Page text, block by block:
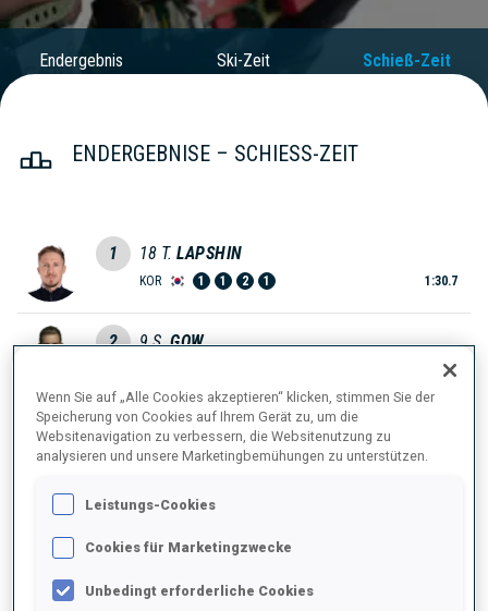
Endergebnis Ski-Zeit Schieß-Zeit
ENDERGEBNISE – SCHIESS-ZEIT
1 18 T. LAPSHIN
KOR 1 1 2 1 1:30.7
2 9 S. GOW
1:34.4
+3.7
3 45 M. DOVZAN
SLO 0 0 0 2
32
SUI 0 2 0 0
Wenn Sie auf „Alle Cookies akzeptieren“ klicken, stimmen Sie der
Speicherung von Cookies auf Ihrem Gerät zu, um die
Websitenavigation zu verbessern, die Websitenutzung zu
analysieren und unsere Marketingbemühungen zu unterstützen.
Leistungs-Cookies
Cookies für Marketingzwecke
Unbedingt erforderliche Cookies